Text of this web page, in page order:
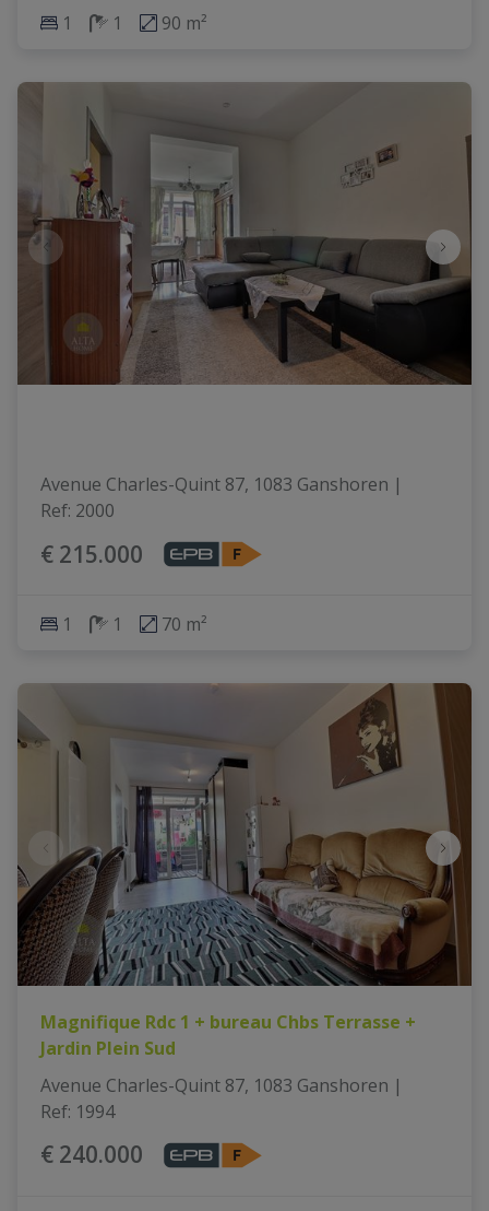
1 1 90 m²
Avenue Charles-Quint 87, 1083 Ganshoren |
Ref: 2000
€ 215.000
1 1 70 m²
Magnifique Rdc 1 + bureau Chbs Terrasse +
Jardin Plein Sud
Avenue Charles-Quint 87, 1083 Ganshoren |
Ref: 1994
€ 240.000